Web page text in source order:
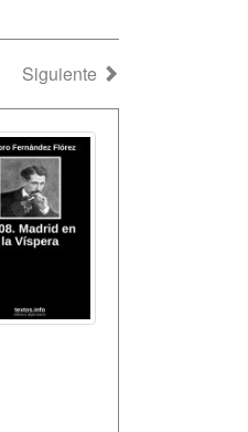
Siguiente